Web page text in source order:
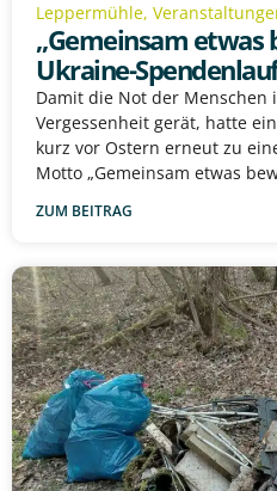
Leppermühle,
„Gemeinsam etwas
Ukraine-
Damit die Not der
Vergessenheit gerät, hatte
kurz vor Ostern erneut zu
Motto „Gemeinsam etwas
ZUM BEITRAG